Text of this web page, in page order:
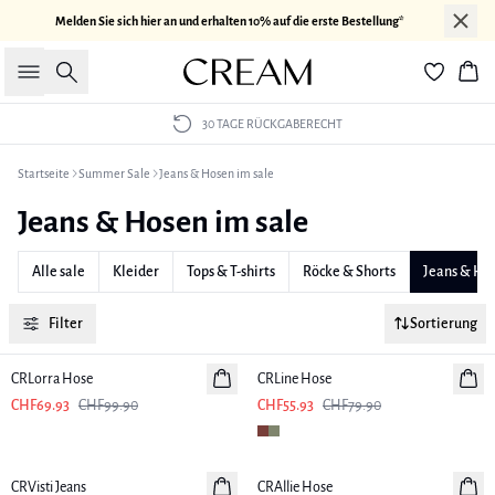
Melden Sie sich hier an und erhalten 10% auf die erste Bestellung*
Suche
30 TAGE RÜCKGABERECHT
Startseite Summer Sale Jeans & Hosen im sale
Jeans & Hosen im sale
Alle sale Kleider Tops & T-shirts Röcke & Shorts Jeans &
Filter Sortierung
-30%
CRLorra Hose
CHF69.93 CHF99.90
CRLine Hose
CHF55.93 CHF79.90
CRVisti Jeans
-30%
CRAllie Hose